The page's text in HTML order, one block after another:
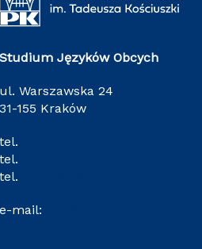
Studium Języków Obcych
ul. Warszawska 24
31-155 Kraków
tel.
tel.
tel.
e-mail: